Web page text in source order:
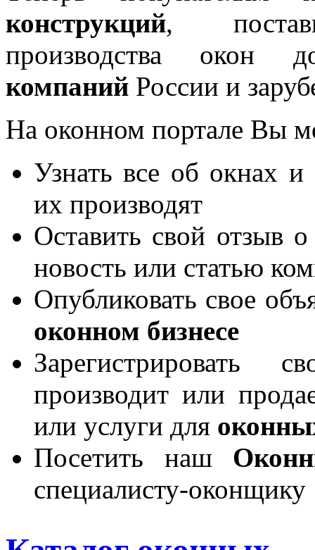
конструкций,
производства окон
компаний России и
На оконном портале Вы
Узнать все об окнах и
их производят
Оставить свой отзыв
новость или статью
Опубликовать свое
оконном бизнесе
производит или
или услуги для
Посетить наш
специалисту-оконщику